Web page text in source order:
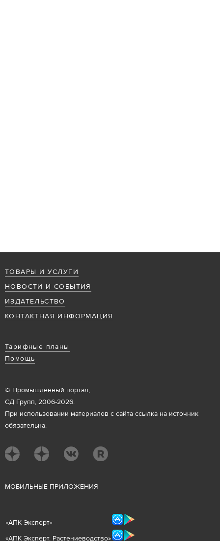
ТОВАРЫ И УСЛУГИ
НОВОСТИ И СОБЫТИЯ
ИЗДАТЕЛЬСТВО
КОНТАКТНАЯ ИНФОРМАЦИЯ
Тарифные планы
Помощь
© Промышленный портал,
СД Групп, 2006-2026.
При использовании материалов с сайта ссылка на источник
обязательна.
МОБИЛЬНЫЕ ПРИЛОЖЕНИЯ
«АПК Эксперт»
«АПК Эксперт. Растениеводство»